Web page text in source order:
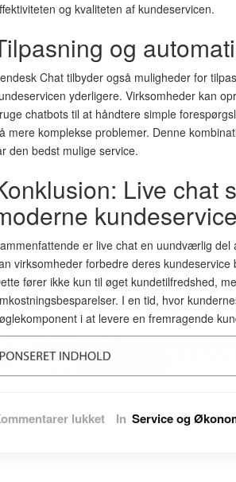
og kvaliteten af kundeservicen.
og
Chat tilbyder også muligheder for
yderligere. Virksomheder kan
chatbots til at håndtere simple
mere komplekse problemer. Denne
den bedst mulige service.
Live chat
kundeservice
er live chat en uundværlig
virksomheder forbedre deres
fører ikke kun til øget kundetilfredshed,
I en tid, hvor
i at levere en fremragende
lukkettil
In Service og